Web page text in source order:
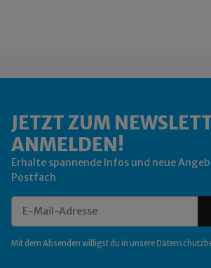
JETZT ZUM
ANMELDEN!
Erhalte spannende Infos und neue
Postfach
Mit dem Absenden willigst du in unsere